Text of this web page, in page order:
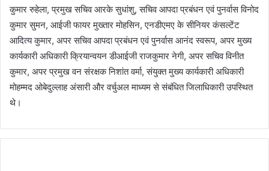
कुमार रुहेला, प्रमुख सचिव आरके सुधांशु, सचिव आपदा प्रबंधन एवं पुनर्वास विनोद
कुमार सुमन, आईजी फायर मुख्तार मोहसिन, एनडीएमए के सीनियर कंसल्टेंट
आदित्य कुमार, अपर सचिव आपदा प्रबंधन एवं पुनर्वास आनंद स्वरूप, अपर मुख्य
कार्यकारी अधिकारी क्रियान्वयन डीआईजी राजकुमार नेगी, अपर सचिव विनीत
कुमार, अपर प्रमुख वन संरक्षक निशांत वर्मा, संयुक्त मुख्य कार्यकारी अधिकारी
मोहम्मद ओबेदुल्लाह अंसारी और वर्चुअल माध्यम से संबंधित जिलाधिकारी उपस्थित
थे।